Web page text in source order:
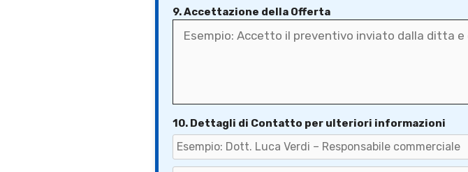
9. Accettazione della Offerta
10. Dettagli di Contatto per ulteriori informazioni